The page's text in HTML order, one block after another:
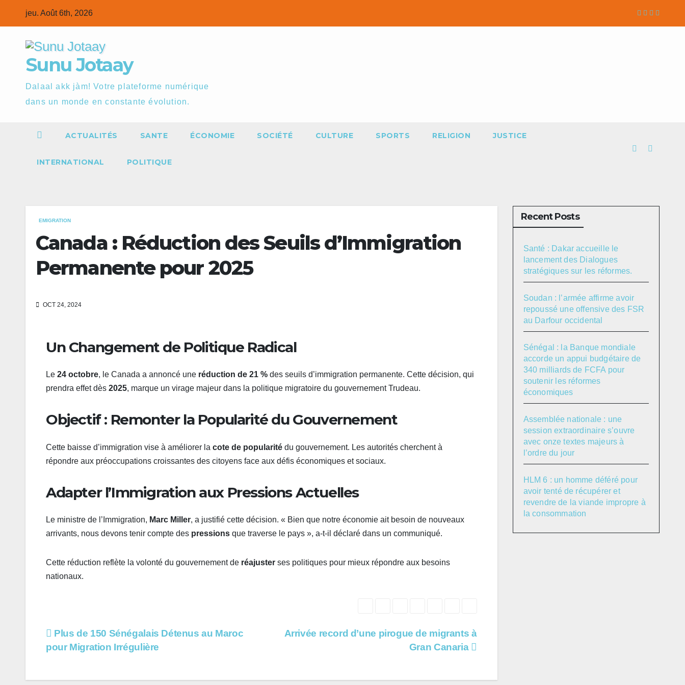
jeu. Août 6th, 2026
Sunu Jotaay
Dalaal akk jàm! Votre plateforme numérique
dans un monde en constante évolution.
ACTUALITÉS SANTE ÉCONOMIE SOCIÉTÉ CULTURE SPORTS RELIGION JUSTICE
INTERNATIONAL POLITIQUE
EMIGRATION
Canada : Réduction des Seuils d’Immigration
Permanente pour 2025
OCT 24, 2024
Un Changement de Politique Radical
Le 24 octobre, le Canada a annoncé une réduction de 21 % des seuils d’immigration permanente. Cette décision, qui
prendra effet dès 2025, marque un virage majeur dans la politique migratoire du gouvernement Trudeau.
Objectif : Remonter la Popularité du Gouvernement
Cette baisse d’immigration vise à améliorer la cote de popularité du gouvernement. Les autorités cherchent à
répondre aux préoccupations croissantes des citoyens face aux défis économiques et sociaux.
Adapter l’Immigration aux Pressions Actuelles
Le ministre de l’Immigration, Marc Miller, a justifié cette décision. « Bien que notre économie ait besoin de nouveaux
arrivants, nous devons tenir compte des pressions que traverse le pays », a-t-il déclaré dans un communiqué.
Cette réduction reflète la volonté du gouvernement de réajuster ses politiques pour mieux répondre aux besoins
nationaux.
Navigation
de
l’article
Arrivée record d’une pirogue de migrants à
Gran Canaria
Plus de 150 Sénégalais Détenus au Maroc
pour Migration Irrégulière
Recent Posts
Santé : Dakar accueille le
lancement des Dialogues
stratégiques sur les réformes.
Soudan : l’armée affirme avoir
repoussé une offensive des FSR
au Darfour occidental
Sénégal : la Banque mondiale
accorde un appui budgétaire de
340 milliards de FCFA pour
soutenir les réformes
économiques
Assemblée nationale : une
session extraordinaire s’ouvre
avec onze textes majeurs à
l’ordre du jour
HLM 6 : un homme déféré pour
avoir tenté de récupérer et
revendre de la viande impropre à
la consommation